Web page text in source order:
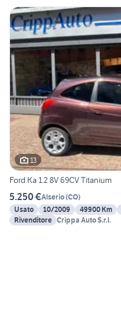
13
Ford Ka 1.2 8V 69CV Titanium
5.250 €Alserio(CO)
Usato
10/2009 49900 Km
Rivenditore Crippa Auto S.r.l.